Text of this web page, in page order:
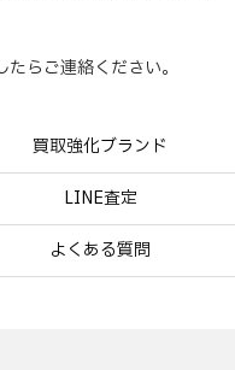
らご連絡ください。
買取強化ブランド
LINE査定
よくある質問